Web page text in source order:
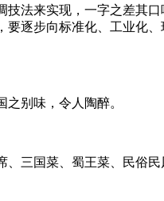
来实现，一字之差其
逐步向标准化、工业化
别味，令人陶醉。
国菜、蜀王菜、民俗